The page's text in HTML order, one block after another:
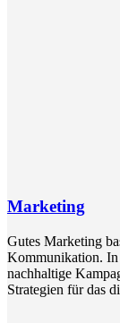
Marketing
Gutes Marketing
Kommunikation. In
nachhaltige
Strategien für das